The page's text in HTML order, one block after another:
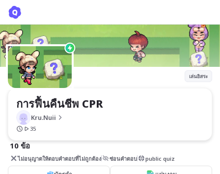
เล่นอิสระ
การฟื้นคืนชีพ CPR
Kru.Nuii
35
10 ข้อ
ไม่อนุญาตให้ตอบคำตอบที่ไม่ถูกต้อง ซ่อนคำตอบ public quiz